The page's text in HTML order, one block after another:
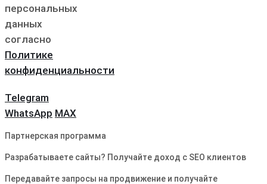
персональных
данных
согласно
Политике
конфиденциальности
Telegram
WhatsApp MAX
Партнерская программа
Разрабатываете сайты? Получайте доход с SEO клиентов
Передавайте запросы на продвижение и получайте